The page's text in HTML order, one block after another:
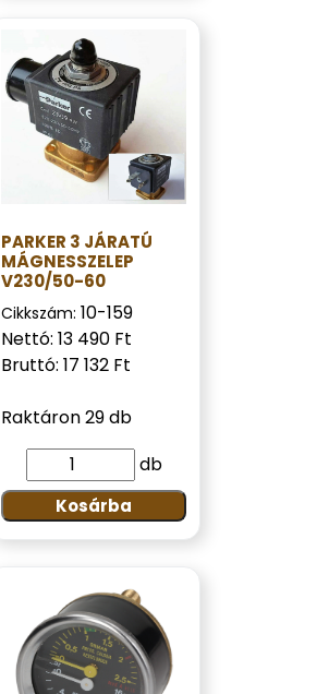
PARKER 3 JÁRATÚ
MÁGNESSZELEP
V230/50-60
Cikkszám: 10-159
Nettó: 13 490 Ft
Bruttó: 17 132 Ft
Raktáron 29 db
db
Kosárba